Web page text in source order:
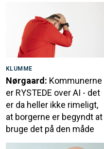
KLUMME
Nørgaard: Kommunerne
er RYSTEDE over AI - det
er da heller ikke rimeligt,
at borgerne er begyndt at
bruge det på den måde